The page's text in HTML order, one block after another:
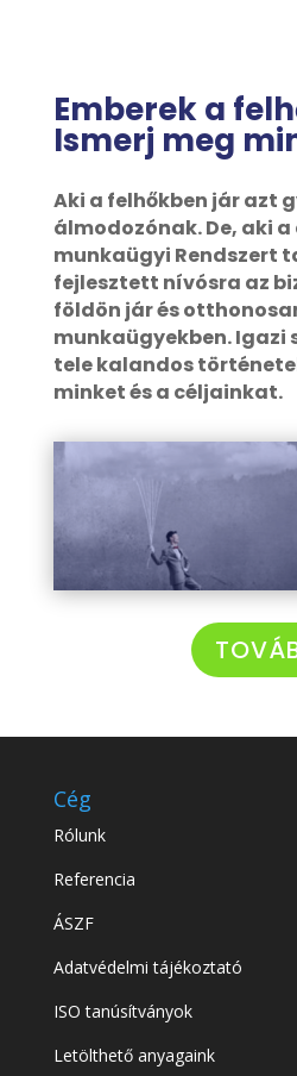
Emberek a
Ismerj meg
Aki a felhőkben jár azt
álmodozónak. De, aki
munkaügyi Rendszert
fejlesztett nívósra az
földön jár és
munkaügyekben. Igazi
tele kalandos
minket és a céljainkat.
Cég
Rólunk
Referencia
ÁSZF
Adatvédelmi tájékoztató
ISO tanúsítványok
Letölthető anyagaink